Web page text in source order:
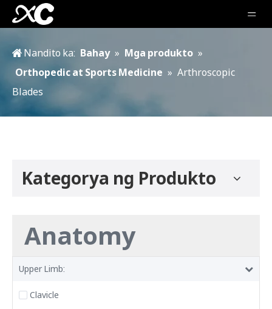
Nandito ka: Bahay » Mga produkto »
Orthopedic at Sports Medicine » Arthroscopic
Blades
Kategorya ng Produkto
Anatomy
Upper Limb:
Clavicle